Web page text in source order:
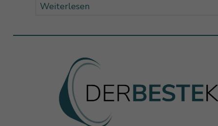
Weiterlesen